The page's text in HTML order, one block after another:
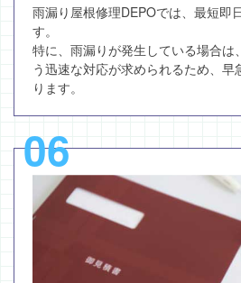
雨漏り屋根修理DEPOでは、最短即
す。
特に、雨漏りが発生している場合は
う迅速な対応が求められるため、早
ります。
06